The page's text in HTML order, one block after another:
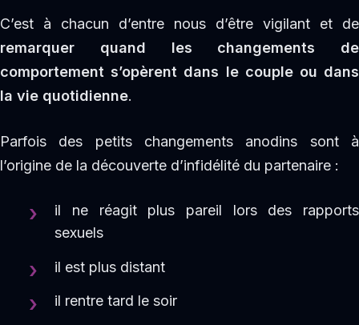
C’est à chacun d’entre nous d’être vigilant et de
remarquer quand les changements de
comportement s’opèrent dans le couple ou dans
la vie quotidienne.
Parfois des petits changements anodins sont à
l’origine de la découverte d’infidélité du partenaire :
il ne réagit plus pareil lors des rapports
sexuels
il est plus distant
il rentre tard le soir